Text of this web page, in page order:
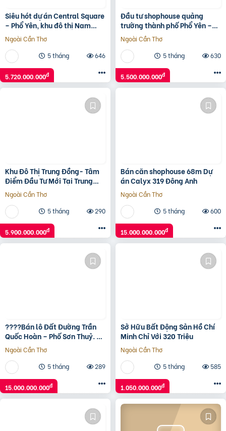
Siêu hót dự án Central Square
– Phổ Yên, khu đô thị Nam
Thái – chủ đầu tư Taseco
Land
Ngoài Cần Thơ
5 tháng
646
5.720.000.000đ
Đầu tư shophouse quảng
trường thành phố Phổ Yên –
tài sản truyền đời khẳng định
đẳng cấp
Ngoài Cần Thơ
5 tháng
630
5.500.000.000đ
Khu Đô Thị Trung Đồng- Tâm
Điểm Đầu Tư Mới Tại Trung
Đồng – Việt Yên
Ngoài Cần Thơ
5 tháng
290
5.900.000.000đ
Bán căn shophouse 68m Dự
án Calyx 319 Đông Anh
Ngoài Cần Thơ
5 tháng
600
15.000.000.000đ
????Bán lô Đất Đường Trần
Quốc Hoàn – Phố Sơn Thuỷ. LH
0905233234
Ngoài Cần Thơ
5 tháng
289
15.000.000.000đ
Sở Hữu Bất Động Sản Hồ Chí
Minh Chỉ Với 320 Triệu
Ngoài Cần Thơ
5 tháng
585
1.050.000.000đ